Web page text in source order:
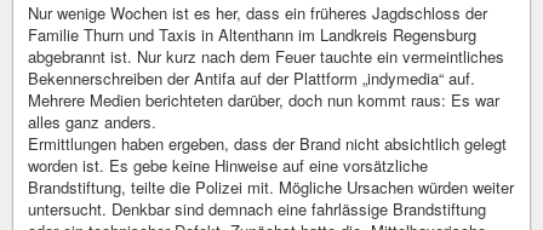
Nur wenige Wochen ist es her, dass ein früheres Jagdschloss der
Familie Thurn und Taxis in Altenthann im Landkreis Regensburg
abgebrannt ist. Nur kurz nach dem Feuer tauchte ein vermeintliches
Bekennerschreiben der Antifa auf der Plattform „indymedia“ auf.
Mehrere Medien berichteten darüber, doch nun kommt raus: Es war
alles ganz anders.
Ermittlungen haben ergeben, dass der Brand nicht absichtlich gelegt
worden ist. Es gebe keine Hinweise auf eine vorsätzliche
Brandstiftung, teilte die Polizei mit. Mögliche Ursachen würden weiter
untersucht. Denkbar sind demnach eine fahrlässige Brandstiftung